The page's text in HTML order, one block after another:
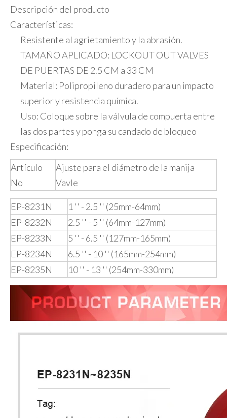
Descripción del producto
Características:
Resistente al agrietamiento y la abrasión.
TAMAÑO APLICADO: LOCKOUT OUT VALVES
DE PUERTAS DE 2.5 CM a 33 CM
Material: Polipropileno duradero para un impacto
superior y resistencia química.
Uso: Coloque sobre la válvula de compuerta entre
las dos partes y ponga su candado de bloqueo
Especificación:
Artículo
No
Ajuste para el diámetro de la manija
Vavle
EP-8231N
1 '' - 2.5 '' (25mm-64mm)
EP-8232N
2.5 '' - 5 '' (64mm-127mm)
EP-8233N
5 '' - 6.5 '' (127mm-165mm)
EP-8234N
6.5 '' - 10 '' (165mm-254mm)
EP-8235N
10 '' - 13 '' (254mm-330mm)